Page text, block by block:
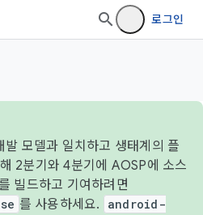
로그인
모델과 일치하고 생태계의 플
2분기와 4분기에 AOSP에 소스
빌드하고 기여하려면
를 사용하세요.
android-